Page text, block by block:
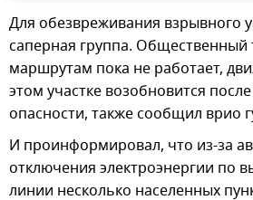
Для обезвреживания взрывного
саперная группа. Общественный
маршрутам пока не работает,
этом участке возобновится
опасности, также сообщил врио
И проинформировал, что из-за
отключения электроэнергии по
линии несколько населенных